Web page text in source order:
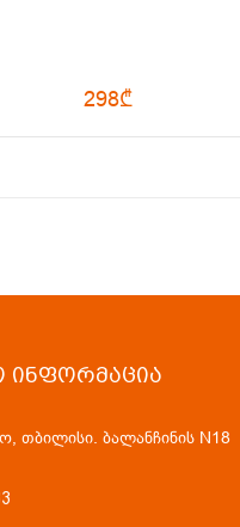
298₾
ᲘᲜᲤᲝᲠᲛᲐᲪᲘᲐ
თბილისი. ბალანჩინის N18